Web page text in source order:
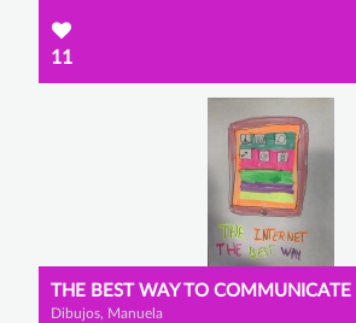
11
THE BEST WAY TO COMMUNICATE
Dibujos, Manuela